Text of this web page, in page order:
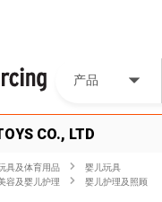
产品
CO., LTD
具及体育用品
婴儿玩具
容及婴儿护理 婴儿护理及照顾